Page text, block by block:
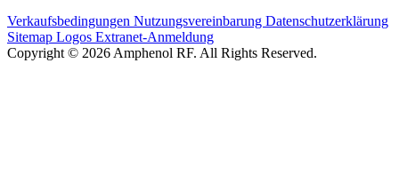
Verkaufsbedingungen Nutzungsvereinbarung Datenschutzerklärung
Sitemap Logos Extranet-Anmeldung
Copyright © 2026 Amphenol RF. All Rights Reserved.